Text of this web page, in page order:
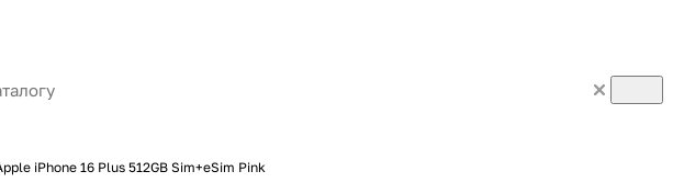
iPhone 16 Plus 512GB Sim+eSim Pink